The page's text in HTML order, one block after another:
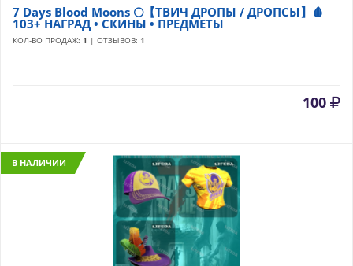
7 Days Blood Moons 🌕【ТВИЧ ДРОПЫ / ДРОПСЫ】🩸
103+ НАГРАД • СКИНЫ • ПРЕДМЕТЫ
КОЛ-ВО ПРОДАЖ: 1 | ОТЗЫВОВ: 1
100
В НАЛИЧИИ